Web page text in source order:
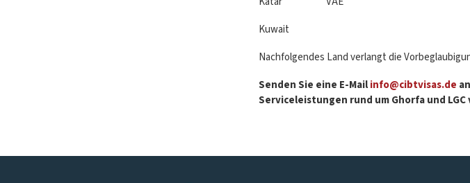
Kuwait
Nachfolgendes Land verlangt die
Senden Sie eine E-Mailinfo@cibtvisas.de
Serviceleistungen rund um Ghorfa und